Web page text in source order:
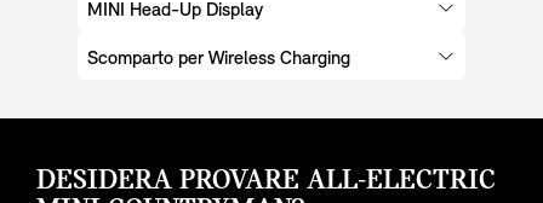
MINI Head-Up Display
Scomparto per Wireless Charging
DESIDERA PROVARE ALL-ELECTRIC